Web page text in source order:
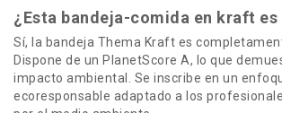
¿Esta bandeja-comida en kraft
Sí, la bandeja Thema Kraft es
Dispone de un PlanetScore A, lo que
impacto ambiental. Se inscribe en un
ecoresponsable adaptado a los